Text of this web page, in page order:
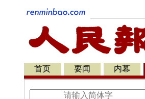
首页 要闻 内幕